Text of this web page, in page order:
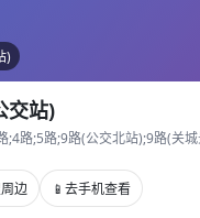
)
交站)
;4路;5路;9路(公交北站);9路(关
边 📱 去手机查看 嘉